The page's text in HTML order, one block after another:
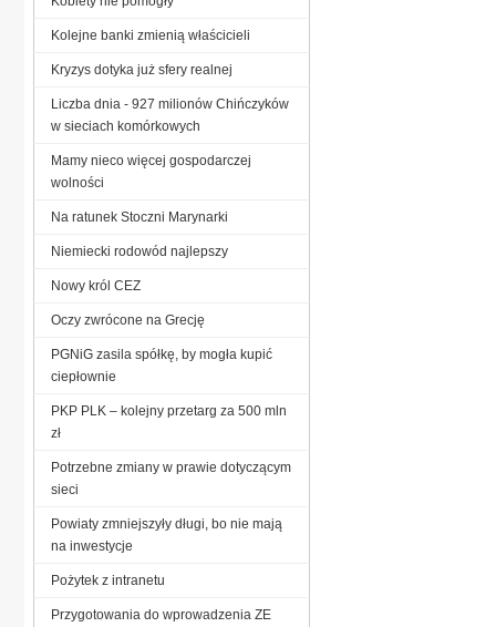
Kolejne banki zmienią właścicieli
Kryzys dotyka już sfery realnej
Liczba dnia - 927 milionów Chińczyków
w sieciach komórkowych
Mamy nieco więcej gospodarczej
wolności
Na ratunek Stoczni Marynarki
Niemiecki rodowód najlepszy
Nowy król CEZ
Oczy zwrócone na Grecję
PGNiG zasila spółkę, by mogła kupić
ciepłownie
PKP PLK – kolejny przetarg za 500 mln
zł
Potrzebne zmiany w prawie dotyczącym
sieci
Powiaty zmniejszyły długi, bo nie mają
na inwestycje
Pożytek z intranetu
Przygotowania do wprowadzenia ZE